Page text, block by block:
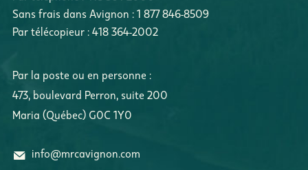
Sans frais dans Avignon : 1 877 846-8509
Par télécopieur : 418 364-2002
Par la poste ou en personne :
473, boulevard Perron, suite 200
Maria (Québec) G0C 1Y0
info@mrcavignon.com